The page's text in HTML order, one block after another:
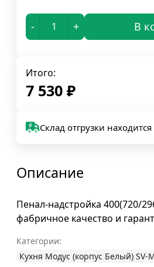
- + В
Итого:
7 530 ₽
Склад отгрузки
Описание
Пенал-надстройка 400(720/
фабричное качество и
Категории:
Кухня Модус (корпус Белый) SV-